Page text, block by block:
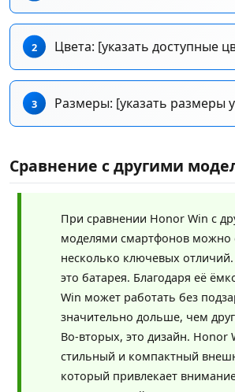
Цвета: [указать доступные
Размеры: [указать размеры
Сравнение с другими
При сравнении Honor Win с
моделями смартфонов можно
несколько ключевых
это батарея. Благодаря её
Win может работать без
значительно дольше, чем
Во-вторых, это дизайн. Honor
стильный и компактный
который привлекает